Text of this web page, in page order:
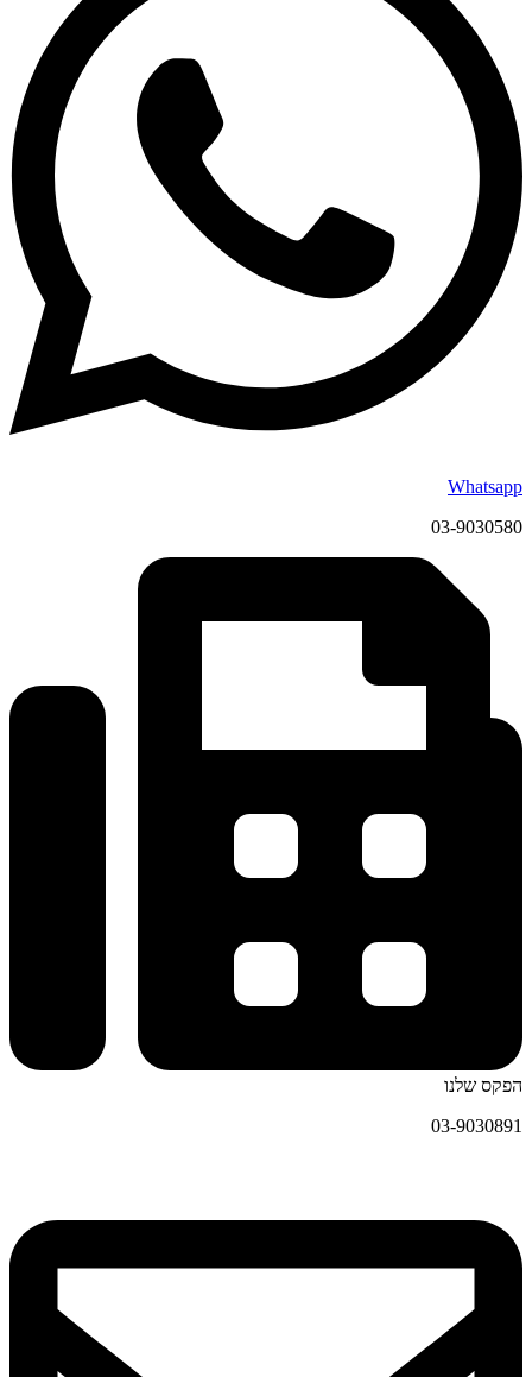
Whatsapp
03-9030580
הפקס שלנו
03-9030891